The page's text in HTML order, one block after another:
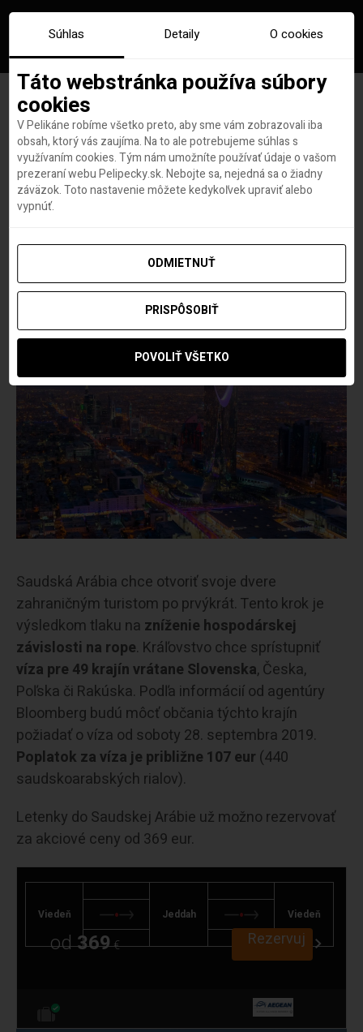
Saudská Arábia turistickou
destináciou? Kráľovstvo
začne vydávať víza
autorHana Hudson 1. OKTÓBRA 2019
Saudská Arábia chce otvoriť svoje dvere
zahraničným turistom po prvýkrát. Tento krok je
výsledkom tlaku na zníženie hospodárskej
závislosti na rope. Kráľovstvo chce sprístupniť
víza pre 49 krajín vrátane Slovenska, Česka,
Poľska či Rakúska. Podľa informácií od agentúry
Bloomberg budú môcť občania týchto krajín
požiadať o víza od soboty 28. septembra 2019.
Poplatok za víza je približne 107 eur (440
saudskoarabských rialov).
Letenky do Saudskej Arábie už možno rezervovať
za akciové ceny od 369 eur.
Viedeň Jeddah Viedeň
od369€ Rezervuj
Súhlas Detaily O cookies
Táto webstránka používa súbory
cookies
V Pelikáne robíme všetko preto, aby sme vám zobrazovali iba
obsah, ktorý vás zaujíma. Na to ale potrebujeme súhlas s
využívaním cookies. Tým nám umožníte používať údaje o vašom
prezeraní webu Pelipecky.sk. Nebojte sa, nejedná sa o žiadny
záväzok. Toto nastavenie môžete kedykoľvek upraviť alebo
vypnúť.
ODMIETNUŤ
PRISPÔSOBIŤ
POVOLIŤ VŠETKO